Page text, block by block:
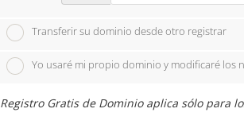
Transferir su dominio desde otro registrar
Yo usaré mi propio dominio y modificaré los
Registro Gratis de Dominio aplica sólo para